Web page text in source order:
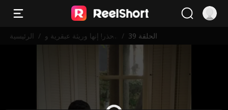
الرئيسية / احذر! إنها وريثة عبقرية و
/ الحلقة 39